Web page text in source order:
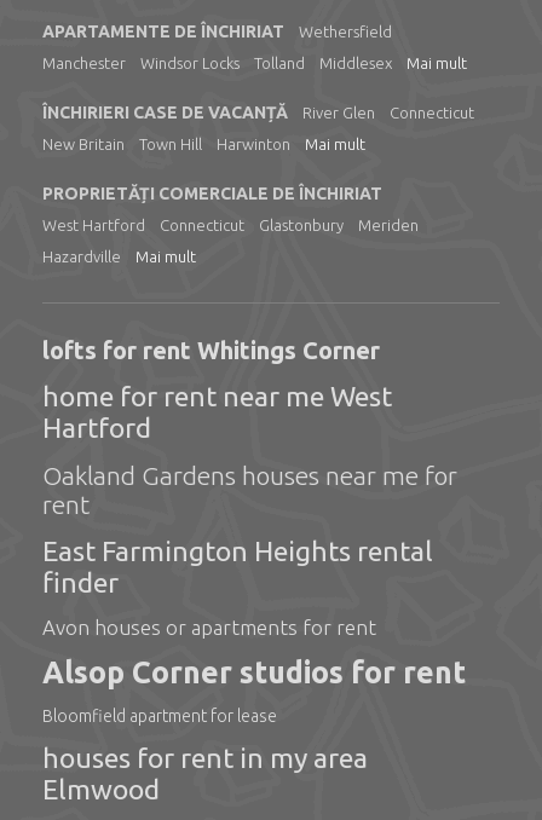
APARTAMENTE DE ÎNCHIRIAT
Wethersfield
Manchester
Windsor Locks Tolland Middlesex Mai mult
ÎNCHIRIERI CASE DE VACANȚĂ River Glen
Connecticut
New Britain
Town Hill Harwinton Mai mult
PROPRIETĂȚI COMERCIALE DE ÎNCHIRIAT
West Hartford Connecticut Glastonbury
Meriden
Hazardville
Mai mult
lofts for rent Whitings Corner
home for rent near me West
Hartford
Oakland Gardens houses near me for
rent
East Farmington Heights rental
finder
Avon houses or apartments for rent
Alsop Corner studios for rent
Bloomfield apartment for lease
houses for rent in my area
Elmwood